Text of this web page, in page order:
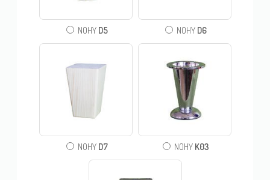
NOHY D5 NOHY D6
NOHY D7 NOHY K03